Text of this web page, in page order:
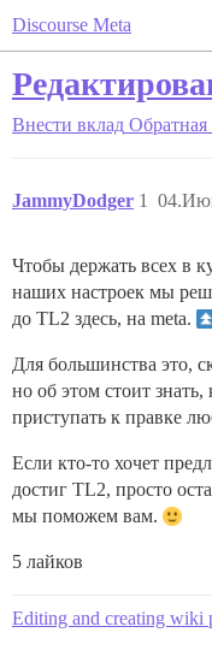
Discourse Meta
Внести вклад Обратная
JammyDodger 1
Чтобы держать всех в
наших настроек мы
до TL2 здесь, на meta.
Для большинства это,
но об этом стоит знать,
приступать к правке
Если кто-то хочет
достиг TL2, просто
мы поможем вам.
5 лайков
Editing and creating wiki